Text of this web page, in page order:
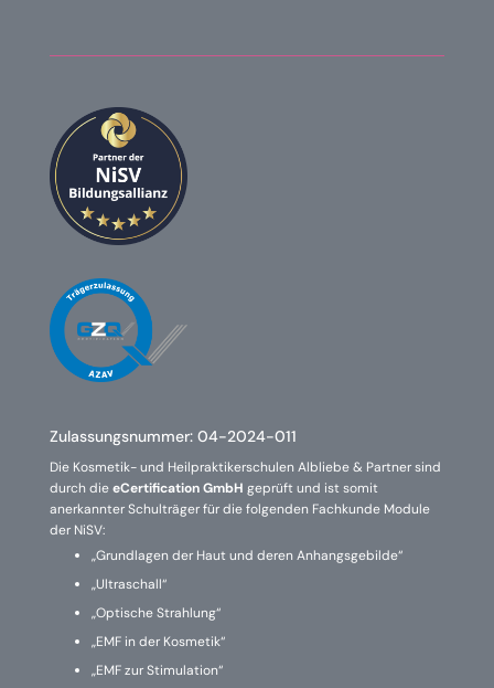
Zulassungsnummer: 04-2024-011
Die Kosmetik- und Heilpraktikerschulen Albliebe & Partner sind
durch dieeCertification GmbH geprüft und ist somit
anerkannter Schulträger für die folgenden Fachkunde Module
der NiSV:
„Grundlagen der Haut und deren Anhangsgebilde“
„Ultraschall“
„Optische Strahlung“
„EMF in der Kosmetik“
„EMF zur Stimulation“